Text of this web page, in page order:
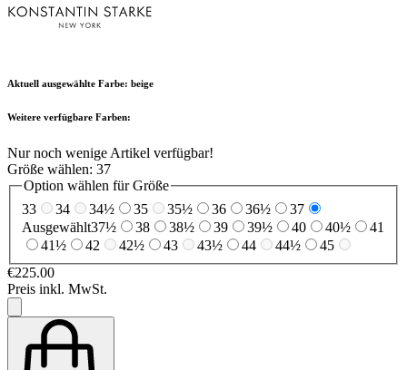
Aktuell ausgewählte Farbe: beige
Weitere verfügbare Farben:
Nur noch wenige Artikel verfügbar!
Größe wählen: 37
Option wählen für Größe
33
34 34½ 35 35½ 36 36½
37
Ausgewählt37½ 38 38½ 39 39½ 40 40½
41
41½
42 42½ 43 43½ 44 44½
45
€225.00
Preis inkl. MwSt.